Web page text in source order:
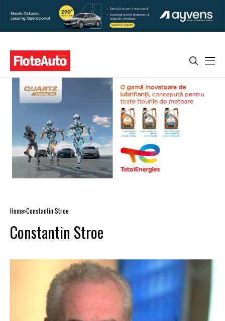
Home Constantin Stroe
Constantin Stroe